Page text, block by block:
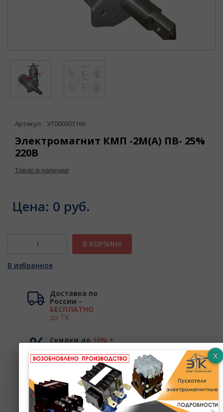
Артикул : УТ000003166
Электромагнит КМП -2М(А) ПВ- 25%
220В
Товар в наличии
Цена: 0 руб.
В КОРЗИНУ
В избранное
Доставка по
России -
БЕСПЛАТНО
до ТК
Скидки до10%+
Центр поддержки
и продаж